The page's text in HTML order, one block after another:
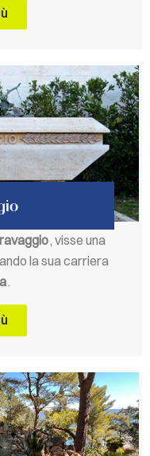
, visse una
la sua carriera
.